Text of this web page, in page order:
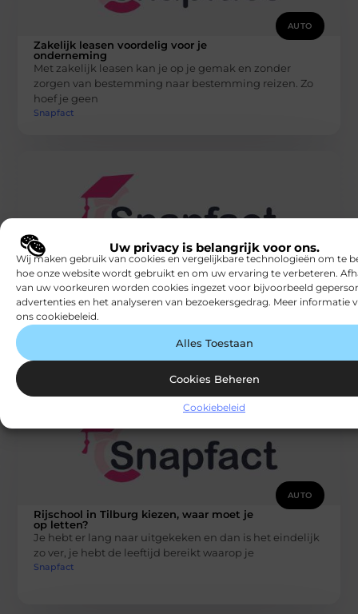
Uw privacy is belangrijk voor ons.
Wij maken gebruik van cookies en vergelijkbare technologieën om te
hoe onze website wordt gebruikt en om uw ervaring te verbeteren.
van uw voorkeuren worden cookies ingezet voor bijvoorbeeld
advertenties en het analyseren van bezoekersgedrag. Meer informatie
ons cookiebeleid.
Alles Toestaan
Cookies Beheren
Cookiebeleid
AUTO
Zakelijk leasen voordelig voor je
onderneming
Met zakelijk leasen kan je op je gemak en zonder
zorgen van bestemming naar bestemming reizen. Zo
hoef je geen
Snapfact
AUTO
Een brommobiel verkopen of kopen
Een brommobiel verkopen kun je eenvoudig via
marktplaats doen of je brengt je brommobiel weg naar
een inkoper. Je kunt
AUTO
Rijschool in Tilburg kiezen, waar moet je
op letten?
Je hebt er lang naar uitgekeken en dan is het eindelijk
zo ver, je hebt de leeftijd bereikt waarop je
Snapfact